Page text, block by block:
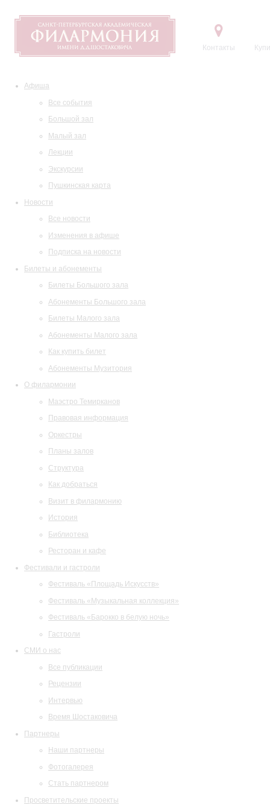
Контакты
Афиша
Все события
Большой зал
Малый зал
Лекции
Экскурсии
Пушкинская карта
Новости
Все новости
Изменения в афише
Подписка на новости
Билеты и абонементы
Билеты Большого зала
Абонементы Большого зала
Билеты Малого зала
Абонементы Малого зала
Как купить билет
Абонементы Музитория
О филармонии
Маэстро Темирканов
Правовая информация
Оркестры
Планы залов
Структура
Как добраться
Визит в филармонию
История
Библиотека
Ресторан и кафе
Фестивали и гастроли
Фестиваль «Площадь Искусств»
Фестиваль «Музыкальная коллекция»
Фестиваль «Барокко в белую ночь»
Гастроли
СМИ о нас
Все публикации
Рецензии
Интервью
Время Шостаковича
Партнеры
Наши партнеры
Фотогалерея
Стать партнером
Просветительские проекты